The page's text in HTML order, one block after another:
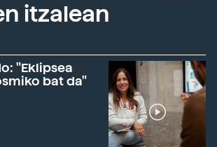
itzalean
"Eklipsea
bat da"